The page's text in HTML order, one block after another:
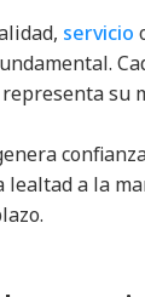
servicio
su
a la